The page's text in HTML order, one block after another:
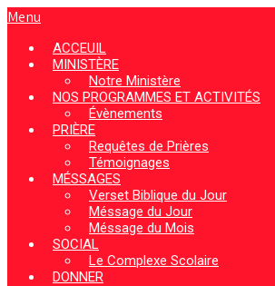
Menu
ACCEUIL
MINISTÈRE
Notre Ministère
NOS PROGRAMMES ET ACTIVITÉS
Évènements
PRIÈRE
Requêtes de Prières
Témoignages
MÉSSAGES
Verset Biblique du Jour
Méssage du Jour
Méssage du Mois
SOCIAL
Le Complexe Scolaire
DONNER